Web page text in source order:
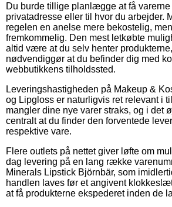
Du burde tillige planlægge at få
privatadresse eller til hvor du arbejder.
regelen en anelse mere bekostelig,
fremkommelig. Den mest letkøbte
altid være at du selv henter
nødvendiggør at du befinder dig med
webbutikkens tilholdssted.
Leveringshastigheden på Makeup &
og Lipgloss er naturligvis ret relevant i
mangler dine nye varer straks, og i det
centralt at du finder den forventede
respektive vare.
Flere outlets på nettet giver løfte om
dag levering på en lang række
Minerals Lipstick Björnbär, som
handlen laves før et angivent
at få produkterne ekspederet inden de